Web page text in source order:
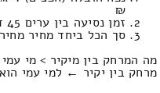
₪
זמן נסיעה בין ערים 45 דקות / מחיר נסיעה 476.03 שקל
סך הכל ביחד מחיר מחירון:
מה המרחק בין מיקיר > מי
מרחק בין יקיר ← למי עמי הוא : 47.18